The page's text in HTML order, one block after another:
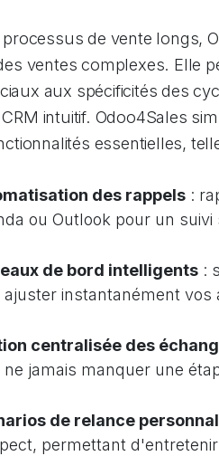
de vente longs,
ventes complexes. Elle
aux spécificités des
intuitif. Odoo4Sales
essentielles,
des rappels :
ou Outlook pour un suivi
de bord intelligents :
ajuster instantanément vos
centralisée des
ne jamais manquer une
de relance
permettant